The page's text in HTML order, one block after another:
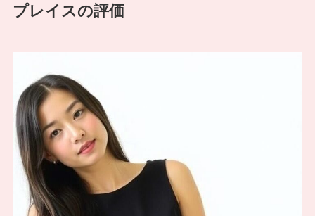
プレイスの評価